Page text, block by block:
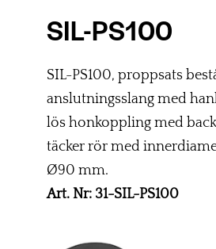
SIL-PS100
SIL-PS100, proppsats
anslutningsslang med
lös honkoppling med
täcker rör med
Ø90 mm.
Art. Nr: 31-SIL-PS100